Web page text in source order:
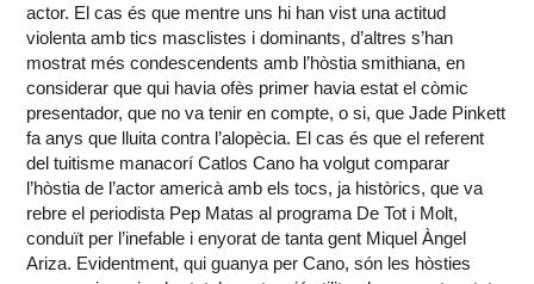
actor. El cas és que mentre uns hi han vist una actitud
violenta amb tics masclistes i dominants, d’altres s’han
mostrat més condescendents amb l’hòstia smithiana, en
considerar que qui havia ofès primer havia estat el còmic
presentador, que no va tenir en compte, o si, que Jade Pinkett
fa anys que lluita contra l’alopècia. El cas és que el referent
del tuitisme manacorí Catlos Cano ha volgut comparar
l’hòstia de l’actor americà amb els tocs, ja històrics, que va
rebre el periodista Pep Matas al programa De Tot i Molt,
conduït per l’inefable i enyorat de tanta gent Miquel Àngel
Ariza. Evidentment, qui guanya per Cano, són les hòsties